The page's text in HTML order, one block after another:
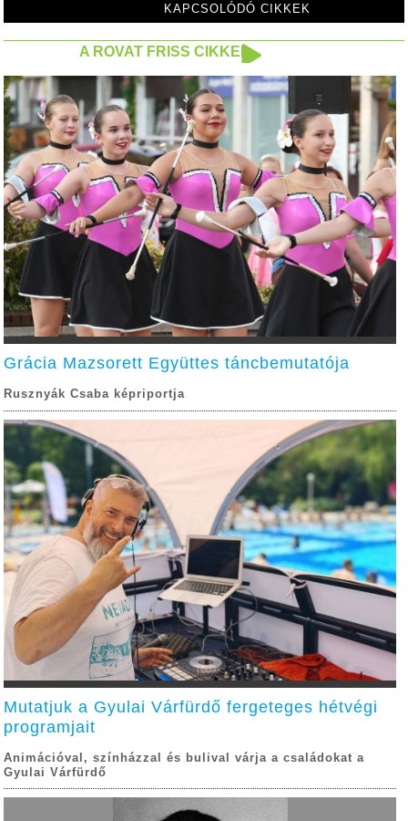
KAPCSOLÓDÓ CIKKEK
A ROVAT FRISS CIKKEI
Grácia Mazsorett Együttes táncbemutatója
Rusznyák Csaba képriportja
Mutatjuk a Gyulai Várfürdő fergeteges hétvégi
programjait
Animációval, színházzal és bulival várja a családokat a
Gyulai Várfürdő